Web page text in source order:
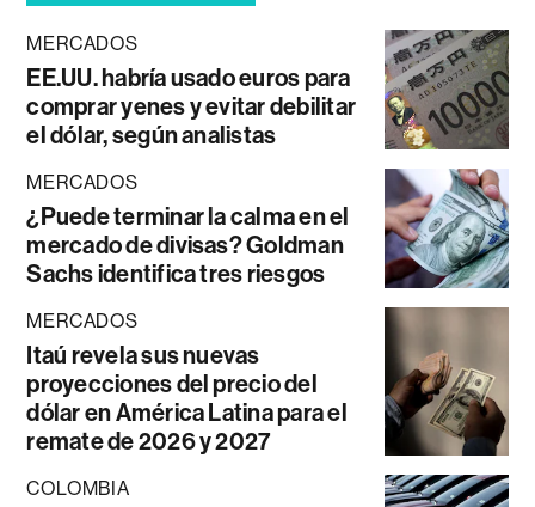
MERCADOS
EE.UU. habría usado euros para
comprar yenes y evitar debilitar
el dólar, según analistas
MERCADOS
¿Puede terminar la calma en el
mercado de divisas? Goldman
Sachs identifica tres riesgos
MERCADOS
Itaú revela sus nuevas
proyecciones del precio del
dólar en América Latina para el
remate de 2026 y 2027
COLOMBIA